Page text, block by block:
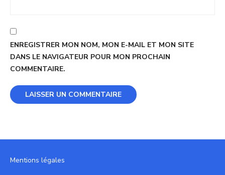
ENREGISTRER MON NOM, MON E-MAIL ET MON SITE
DANS LE NAVIGATEUR POUR MON PROCHAIN
COMMENTAIRE.
Mentions légales